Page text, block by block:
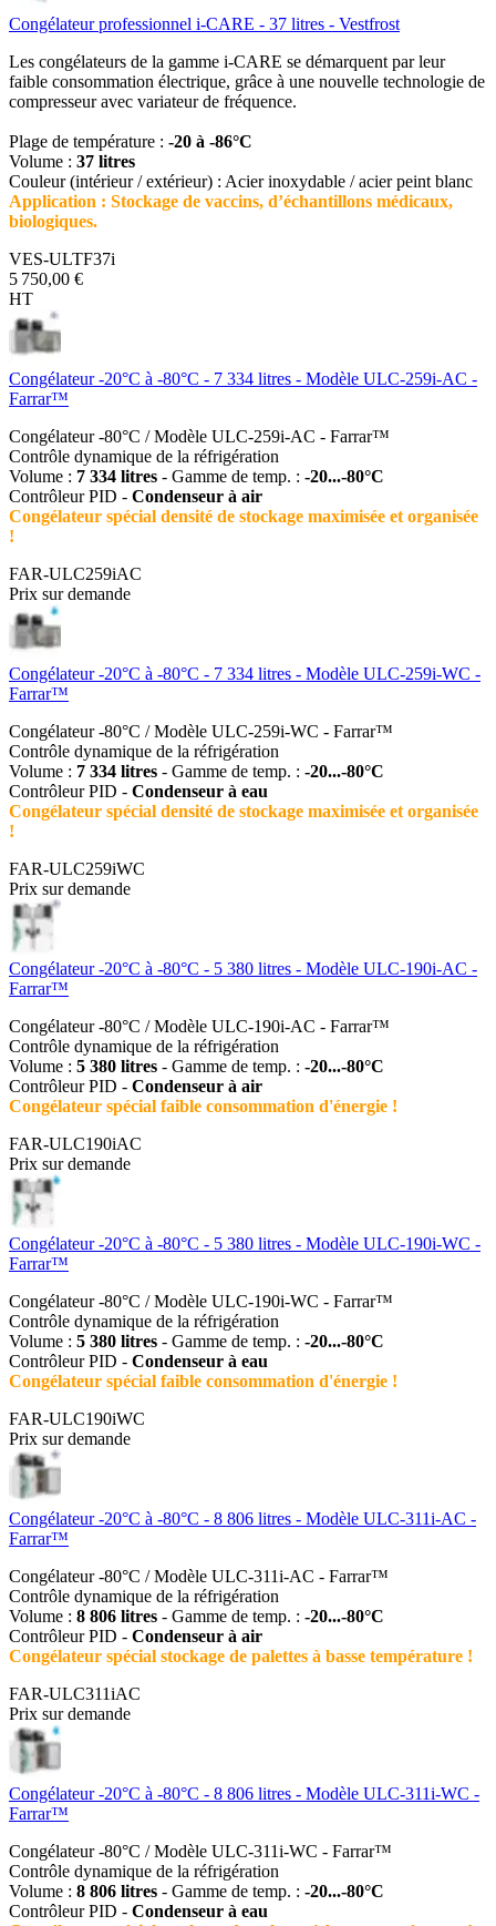
Congélateur professionnel i-CARE - 37 litres - Vestfrost
Les congélateurs de la gamme i-CARE se démarquent par leur
faible consommation électrique, grâce à une nouvelle technologie de
compresseur avec variateur de fréquence.
Plage de température : -20 à -86°C
Volume : 37 litres
Couleur (intérieur / extérieur) : Acier inoxydable / acier peint blanc
Application : Stockage de vaccins, d’échantillons médicaux,
biologiques.
VES-ULTF37i
5 750,00 €
HT
Congélateur -20°C à -80°C - 7 334 litres - Modèle ULC-259i-AC -
Farrar™
Congélateur -80°C / Modèle ULC-259i-AC - Farrar™
Contrôle dynamique de la réfrigération
Volume : 7 334 litres - Gamme de temp. : -20...-80°C
Contrôleur PID - Condenseur à air
Congélateur spécial densité de stockage maximisée et organisée
!
FAR-ULC259iAC
Prix sur demande
Congélateur -20°C à -80°C - 7 334 litres - Modèle ULC-259i-WC -
Farrar™
Congélateur -80°C / Modèle ULC-259i-WC - Farrar™
Contrôle dynamique de la réfrigération
Volume : 7 334 litres - Gamme de temp. : -20...-80°C
Contrôleur PID - Condenseur à eau
Congélateur spécial densité de stockage maximisée et organisée
!
FAR-ULC259iWC
Prix sur demande
Congélateur -20°C à -80°C - 5 380 litres - Modèle ULC-190i-AC -
Farrar™
Congélateur -80°C / Modèle ULC-190i-AC - Farrar™
Contrôle dynamique de la réfrigération
Volume : 5 380 litres - Gamme de temp. : -20...-80°C
Contrôleur PID - Condenseur à air
Congélateur spécial faible consommation d'énergie !
FAR-ULC190iAC
Prix sur demande
Congélateur -20°C à -80°C - 5 380 litres - Modèle ULC-190i-WC -
Farrar™
Congélateur -80°C / Modèle ULC-190i-WC - Farrar™
Contrôle dynamique de la réfrigération
Volume : 5 380 litres - Gamme de temp. : -20...-80°C
Contrôleur PID - Condenseur à eau
Congélateur spécial faible consommation d'énergie !
FAR-ULC190iWC
Prix sur demande
Congélateur -20°C à -80°C - 8 806 litres - Modèle ULC-311i-AC -
Farrar™
Congélateur -80°C / Modèle ULC-311i-AC - Farrar™
Contrôle dynamique de la réfrigération
Volume : 8 806 litres - Gamme de temp. : -20...-80°C
Contrôleur PID - Condenseur à air
Congélateur spécial stockage de palettes à basse température !
FAR-ULC311iAC
Prix sur demande
Congélateur -20°C à -80°C - 8 806 litres - Modèle ULC-311i-WC -
Farrar™
Congélateur -80°C / Modèle ULC-311i-WC - Farrar™
Contrôle dynamique de la réfrigération
Volume : 8 806 litres - Gamme de temp. : -20...-80°C
Contrôleur PID - Condenseur à eau